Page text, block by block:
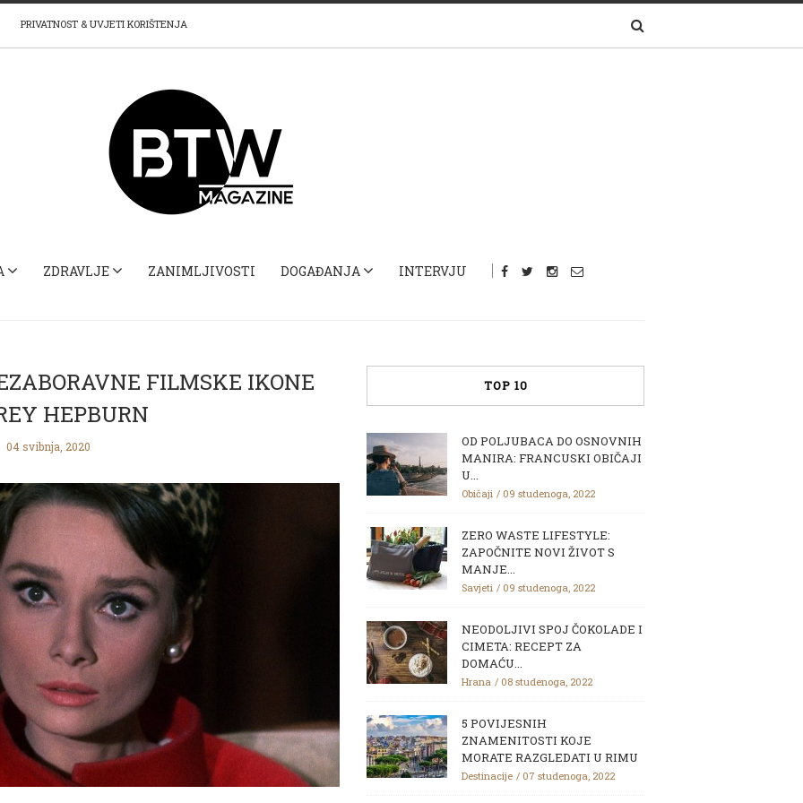
PRIVATNOST & UVJETI KORIŠTENJA
ZDRAVLJE ZANIMLJIVOSTI DOGAĐANJA INTERVJU
FILMSKE IKONE
HEPBURN
04 svibnja, 2020
TOP 10
OD POLJUBACA DO OSNOVNIH
MANIRA: FRANCUSKI OBIČAJI
U...
Običaji 09 studenoga, 2022
ZERO WASTE LIFESTYLE:
ZAPOČNITE NOVI ŽIVOT S
MANJE...
Savjeti 09 studenoga, 2022
NEODOLJIVI SPOJ ČOKOLADE I
CIMETA: RECEPT ZA
DOMAĆU...
Hrana 08 studenoga, 2022
5 POVIJESNIH
ZNAMENITOSTI KOJE
MORATE RAZGLEDATI U RIMU
Destinacije 07 studenoga, 2022